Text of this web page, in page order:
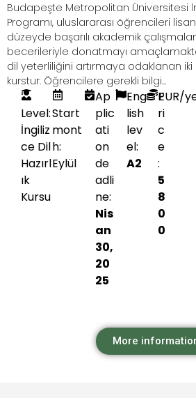
Budapeşte Metropolitan Üniversitesi
Programı, uluslararası öğrencileri
düzeyde başarılı akademik
becerileriyle donatmayı
dil yeterliliğini artırmaya odaklanan
kurstur. Öğrencilere gerekli bilgi...
Level:
İngiliz
ce Dil
Hazırl
ık
Kursu
Start
mont
h:
Eylül
Ap
plic
ati
on
de
adli
ne:
Nis
an
30,
20
25
Eng
lish
lev
el:
A2
P
ri
c
e
:
5
8
0
0
EUR/
More